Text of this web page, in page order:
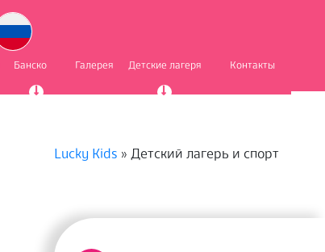
Банско Галерея Детские лагеря Контакты
Lucky Kids » Детский лагерь и спорт